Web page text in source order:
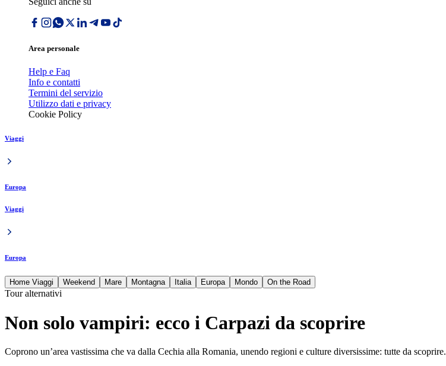
Area personale
Help e Faq
Info e contatti
Termini del servizio
Utilizzo dati e privacy
Cookie Policy
Viaggi
Europa
Viaggi
Europa
Home Viaggi Weekend Mare Montagna Italia Europa Mondo On the Road
Tour alternativi
Non solo vampiri: ecco i Carpazi da scoprire
Coprono un’area vastissima che va dalla Cechia alla Romania, unendo regioni e culture diversissime: tutte da scoprire.